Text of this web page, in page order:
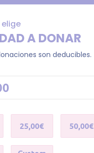
elige
A DONAR
son deducibles.
25,00€ 50,00€